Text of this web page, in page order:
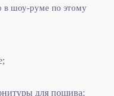
в шоу-руме по этому
для пошива;